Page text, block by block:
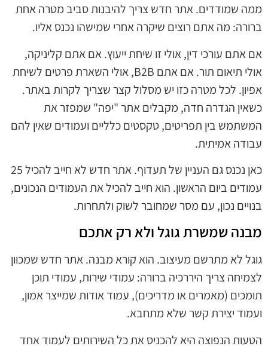
ממה שמודדים. אתר חדש צריך להיבנות סביב מטרה אחת
ברורה: מה אתם רוצים שיקרה אחרי שמישהו נכנס אליו.
אם אתם עורכי דין, אולי זו שיחת ייעוץ. אם אתם קליניקה,
אולי תיאום תור. אם אתם B2B, אולי השארת פרטים לשיחת
אפיון. לכל מטרה כזו יש מסלול קצר שצריך לקרות באתר.
כשאין הגדרה חדה, מקבלים אתר "יפה" שמפזר את
המשתמש בין תפריטים, טקסטים כלליים ועמודים שאין להם
עבודה אמיתית.
כאן נכנס גם העניין של תעדוף. אתר חדש לא חייב להכיל 25
עמודים ביום הראשון. הוא חייב להכיל את העמודים הנכונים,
בנויים נכון, עם מסר שמחובר לשוק ולתחרות.
מבנה שמשרת גוגל ולא רק אתכם
גוגל לא מתרשם מעיצוב. הוא קורא מבנה. אתר חדש שמכוון
לצמיחה צריך היררכיה ברורה: עמודי שירות, עמודי תוכן
תומכים (מאמרים או מדריכים), עמוד אודות שמייצר אמון,
ועמוד יצירת קשר שלא מתחבא.
הטעות הנפוצה היא להכניס את כל השירותים לעמוד אחד